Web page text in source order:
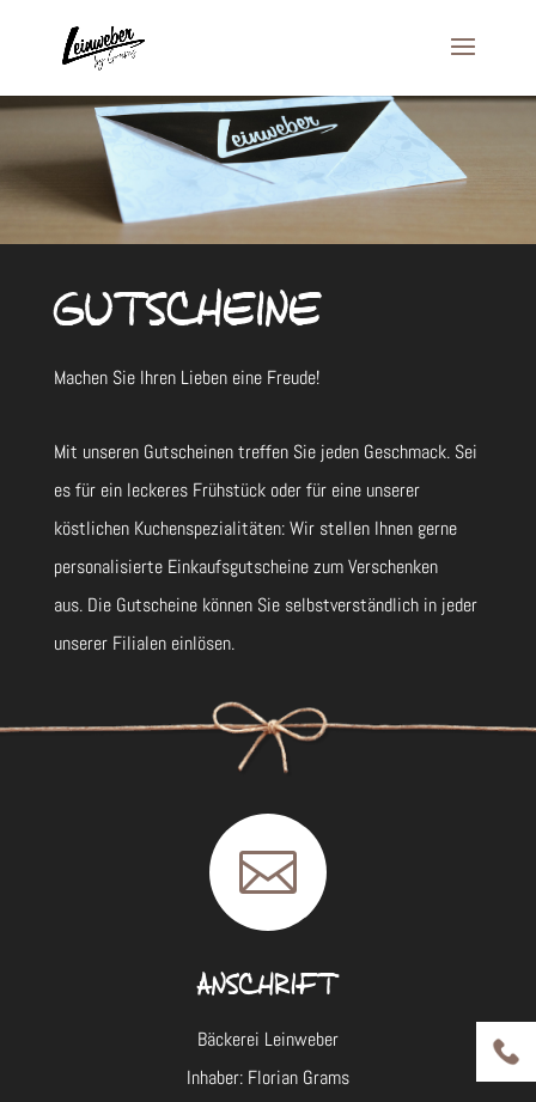
GUTSCHEINE
Machen Sie Ihren Lieben eine Freude!
Mit unseren Gutscheinen treffen Sie jeden Geschmack. Sei
es für ein leckeres Frühstück oder für eine unserer
köstlichen Kuchenspezialitäten: Wir stellen Ihnen gerne
personalisierte Einkaufsgutscheine zum Verschenken
aus. Die Gutscheine können Sie selbstverständlich in jeder
unserer Filialen einlösen.

ANSCHRIFT
Bäckerei Leinweber
Inhaber: Florian Grams